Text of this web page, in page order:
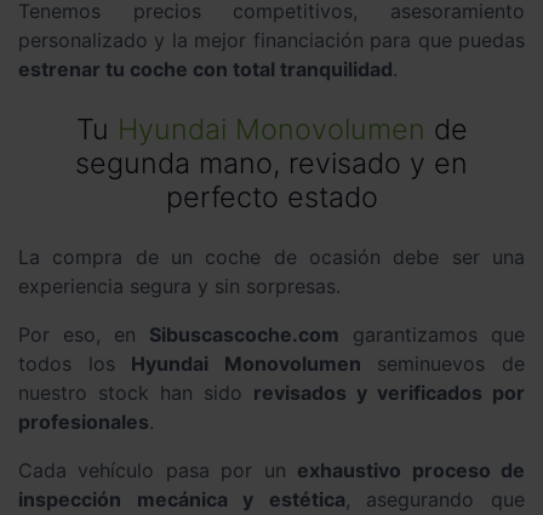
Tenemos precios competitivos, asesoramiento
personalizado y la mejor financiación para que puedas
estrenar tu coche con total tranquilidad.
Tu Hyundai Monovolumen de
segunda mano, revisado y en
perfecto estado
La compra de un coche de ocasión debe ser una
experiencia segura y sin sorpresas.
Por eso, en Sibuscascoche.com garantizamos que
todos los Hyundai Monovolumen seminuevos de
nuestro stock han sido revisados y verificados por
profesionales.
Cada vehículo pasa por un exhaustivo proceso de
inspección mecánica y estética, asegurando que